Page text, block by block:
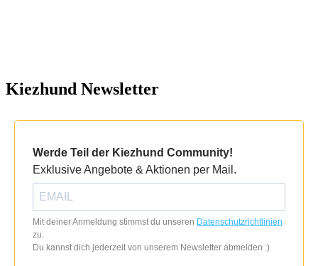
Kiezhund Newsletter
Werde Teil der Kiezhund Community!
Exklusive Angebote & Aktionen per Mail.
Mit deiner Anmeldung stimmst du unseren Datenschutzrichtlinien
zu.
Du kannst dich jederzeit von unserem Newsletter abmelden :)